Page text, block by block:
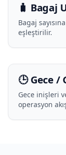
🧳 Bagaj
Bagaj
eşleştirilir.
🕒 Gece /
Gece inişleri
operasyon